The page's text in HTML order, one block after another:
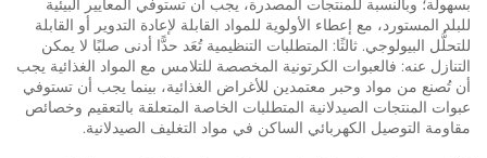
بسهولة؛ وبالنسبة للمنتجات المصدرة، يجب أن تستوفي المعايير البيئية
للبلد المستورد، مع إعطاء الأولوية للمواد القابلة لإعادة التدوير أو القابلة
للتحلُّل البيولوجي. ثالثًا: المتطلبات التنظيمية تُعَد حدًّا أدنى صلبًا لا يمكن
التنازل عنه: فالعبوات الكرتونية المخصصة للتلامس مع المواد الغذائية يجب
أن تُصنع من مواد وحبر معتمدين للأغراض الغذائية، بينما يجب أن تستوفي
عبوات المنتجات الصيدلانية المتطلبات الخاصة المتعلقة بالتعقيم وخصائص
مقاومة التوصيل الكهربائي الساكن في مواد التغليف الصيدلانية.